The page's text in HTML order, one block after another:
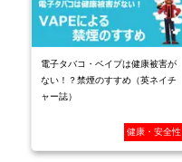
電子タバコ・ベイプは健康被害が
ない！？禁煙のすすめ（英ネイチ
ャー誌）
健康・安全性